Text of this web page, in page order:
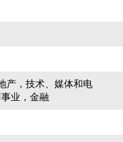
产，技术、媒体和电
业，金融